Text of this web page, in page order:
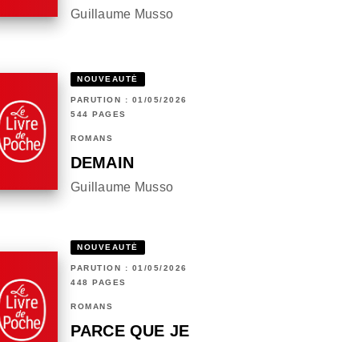
Guillaume Musso
NOUVEAUTÉ
PARUTION : 01/05/2026
544 PAGES
ROMANS
DEMAIN
Guillaume Musso
NOUVEAUTÉ
PARUTION : 01/05/2026
448 PAGES
ROMANS
PARCE QUE JE